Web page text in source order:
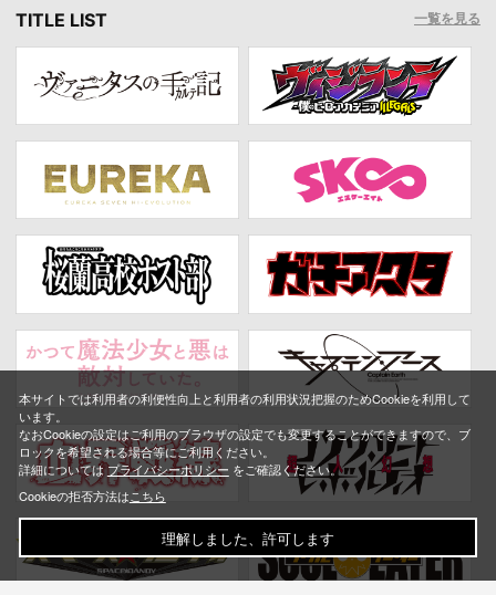
TITLE LIST 一覧を見る
本サイトでは利用者の利便性向上と利用者の利用状況把握のためCookieを利用して
います。
なおCookieの設定はご利用のブラウザの設定でも変更することができますので、ブ
ロックを希望される場合等にご利用ください。
詳細についてはプライバシーポリシー をご確認ください。
Cookieの拒否方法はこちら
理解しました、許可します